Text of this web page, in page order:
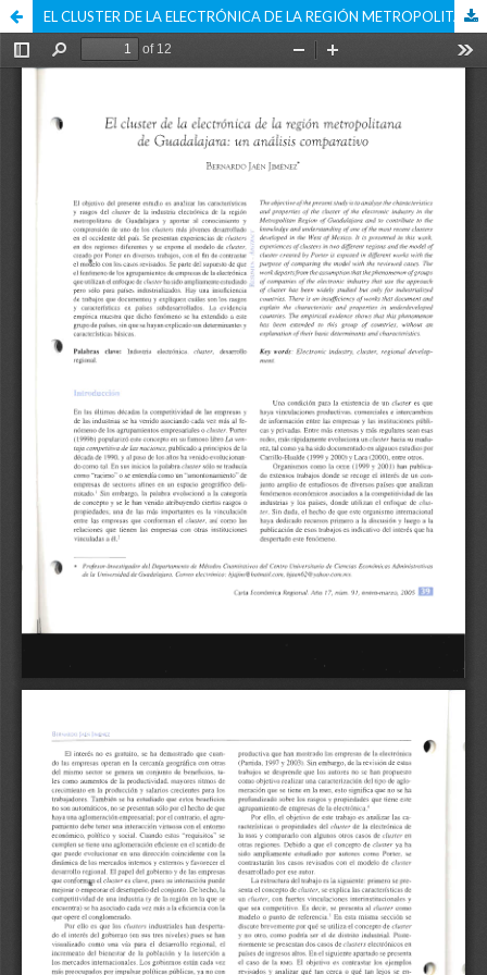
EL CLUSTER DE LA ELECTRÓNICA DE LA REGIÓN METROPOLITANA DE GUADALAJARA: UN ANÁLISIS COMPARATIVO